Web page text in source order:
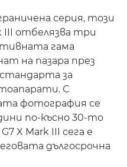
серия, този
III отбелязва три
гама
на пазара през
стандарта за
С
фотография се
по-късно 30-то
X Mark III сега е
дългосрочна